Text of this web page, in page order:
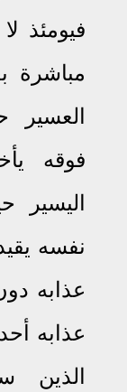
فيومئذ
مباشرة
العسير
فوقه
نفسه
عذابه
عذابه
الذين